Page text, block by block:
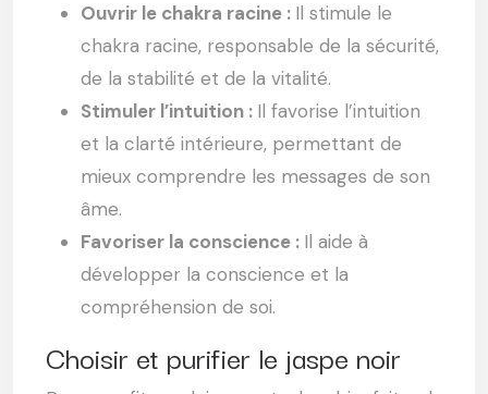
Ouvrir le chakra racine : Il stimule le
chakra racine, responsable de la sécurité,
de la stabilité et de la vitalité.
Stimuler l’intuition : Il favorise l’intuition
et la clarté intérieure, permettant de
mieux comprendre les messages de son
âme.
Favoriser la conscience : Il aide à
développer la conscience et la
compréhension de soi.
Choisir et purifier le jaspe noir